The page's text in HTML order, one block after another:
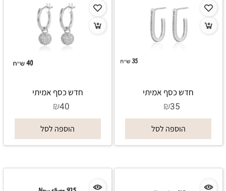
חדש כסף אמיתי
₪35
הוספה לסל
חדש כסף אמיתי
₪40
הוספה לסל